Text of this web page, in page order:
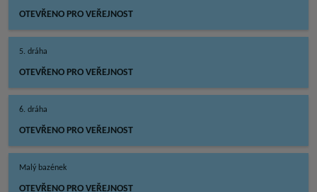
OTEVŘENO PRO VEŘEJNOST
5. dráha
OTEVŘENO PRO VEŘEJNOST
6. dráha
OTEVŘENO PRO VEŘEJNOST
Malý bazének
OTEVŘENO PRO VEŘEJNOST